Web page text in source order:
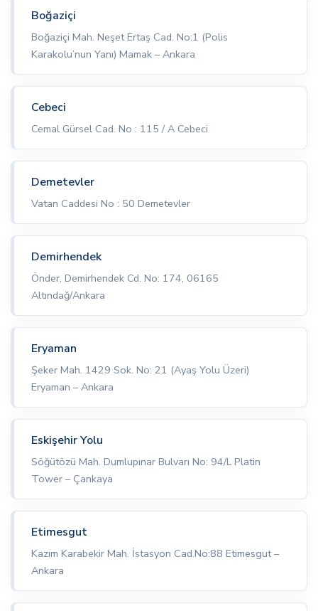
Boğaziçi
Boğaziçi Mah. Neşet Ertaş Cad. No:1 (Polis
Karakolu’nun Yanı) Mamak – Ankara
Cebeci
Cemal Gürsel Cad. No : 115 / A Cebeci
Demetevler
Vatan Caddesi No : 50 Demetevler
Demirhendek
Önder, Demirhendek Cd. No: 174, 06165
Altındağ/Ankara
Eryaman
Şeker Mah. 1429 Sok. No: 21 (Ayaş Yolu Üzeri)
Eryaman – Ankara
Eskişehir Yolu
Söğütözü Mah. Dumlupınar Bulvarı No: 94/L Platin
Tower – Çankaya
Etimesgut
Kazım Karabekir Mah. İstasyon Cad.No:88 Etimesgut –
Ankara